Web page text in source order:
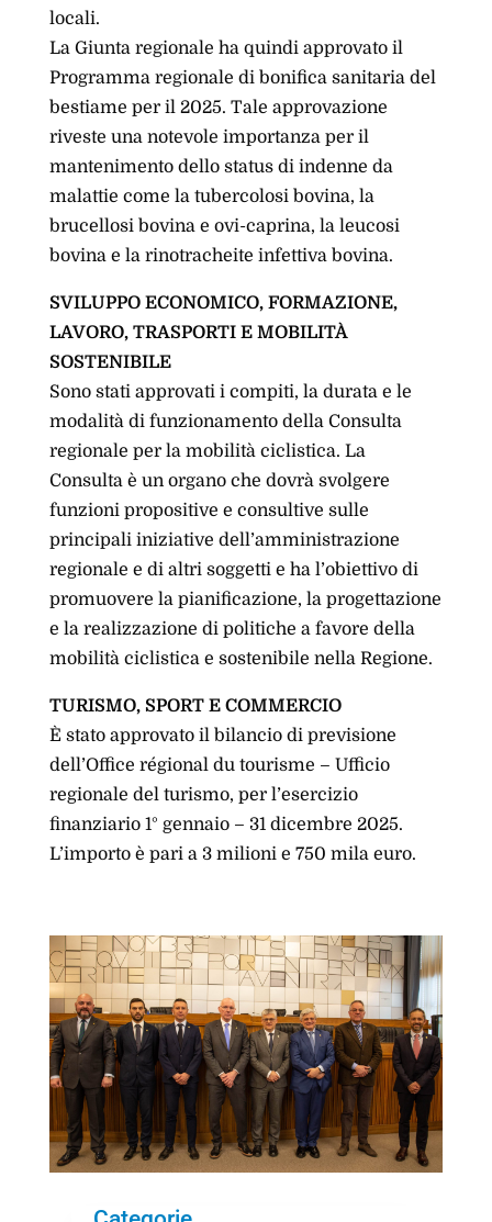
locali.
La Giunta regionale ha quindi approvato il
Programma regionale di bonifica sanitaria del
bestiame per il 2025. Tale approvazione
riveste una notevole importanza per il
mantenimento dello status di indenne da
malattie come la tubercolosi bovina, la
brucellosi bovina e ovi-caprina, la leucosi
bovina e la rinotracheite infettiva bovina.
SVILUPPO ECONOMICO, FORMAZIONE,
LAVORO, TRASPORTI E MOBILITÀ
SOSTENIBILE
Sono stati approvati i compiti, la durata e le
modalità di funzionamento della Consulta
regionale per la mobilità ciclistica. La
Consulta è un organo che dovrà svolgere
funzioni propositive e consultive sulle
principali iniziative dell’amministrazione
regionale e di altri soggetti e ha l’obiettivo di
promuovere la pianificazione, la progettazione
e la realizzazione di politiche a favore della
mobilità ciclistica e sostenibile nella Regione.
TURISMO, SPORT E COMMERCIO
È stato approvato il bilancio di previsione
dell’Office régional du tourisme – Ufficio
regionale del turismo, per l’esercizio
finanziario 1° gennaio – 31 dicembre 2025.
L’importo è pari a 3 milioni e 750 mila euro.